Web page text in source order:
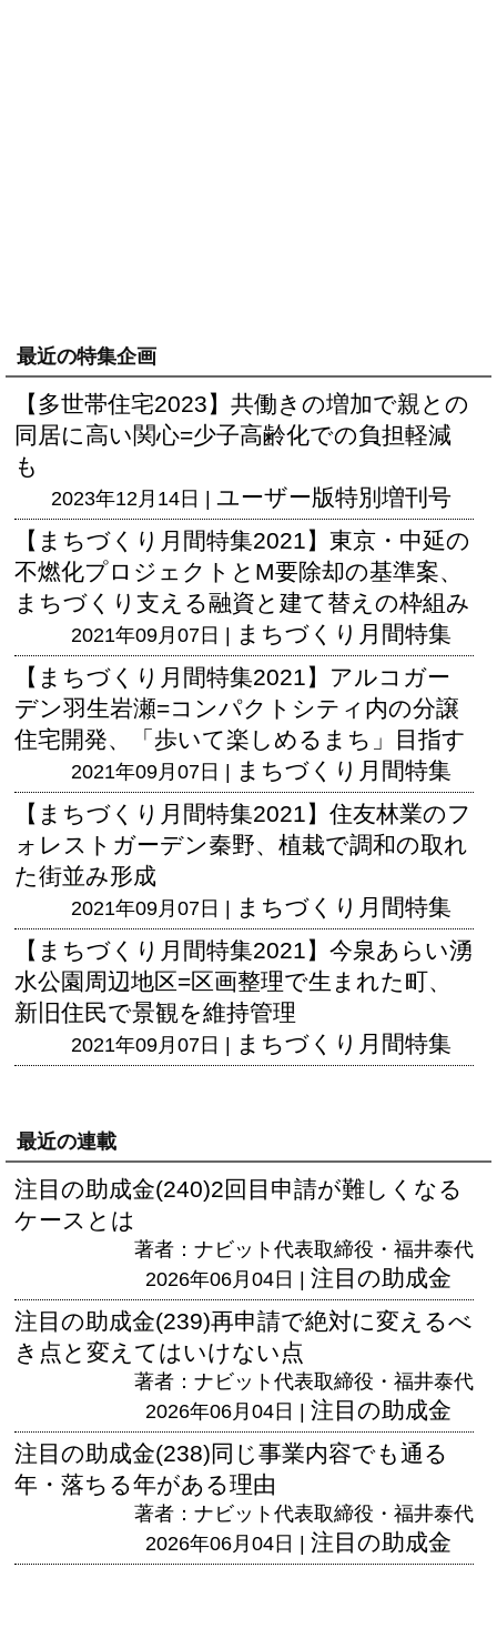
最近の特集企画
【多世帯住宅2023】共働きの増加で親との
同居に高い関心=少子高齢化での負担軽減
も
2023年12月14日 | ユーザー版特別増刊号
【まちづくり月間特集2021】東京・中延の
不燃化プロジェクトとM要除却の基準案、
まちづくり支える融資と建て替えの枠組み
2021年09月07日 | まちづくり月間特集
【まちづくり月間特集2021】アルコガー
デン羽生岩瀬=コンパクトシティ内の分譲
住宅開発、「歩いて楽しめるまち」目指す
2021年09月07日 | まちづくり月間特集
【まちづくり月間特集2021】住友林業のフ
ォレストガーデン秦野、植栽で調和の取れ
た街並み形成
2021年09月07日 | まちづくり月間特集
【まちづくり月間特集2021】今泉あらい湧
水公園周辺地区=区画整理で生まれた町、
新旧住民で景観を維持管理
2021年09月07日 | まちづくり月間特集
最近の連載
注目の助成金(240)2回目申請が難しくなる
ケースとは
著者：ナビット代表取締役・福井泰代
2026年06月04日 | 注目の助成金
注目の助成金(239)再申請で絶対に変えるべ
き点と変えてはいけない点
著者：ナビット代表取締役・福井泰代
2026年06月04日 | 注目の助成金
注目の助成金(238)同じ事業内容でも通る
年・落ちる年がある理由
著者：ナビット代表取締役・福井泰代
2026年06月04日 | 注目の助成金